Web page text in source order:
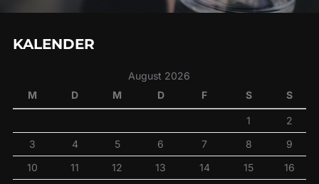
KALENDER
August 2026
M
D M D F S S
1
2
3
4 5 6 7 8
9
10
11 12 13 14 15
16